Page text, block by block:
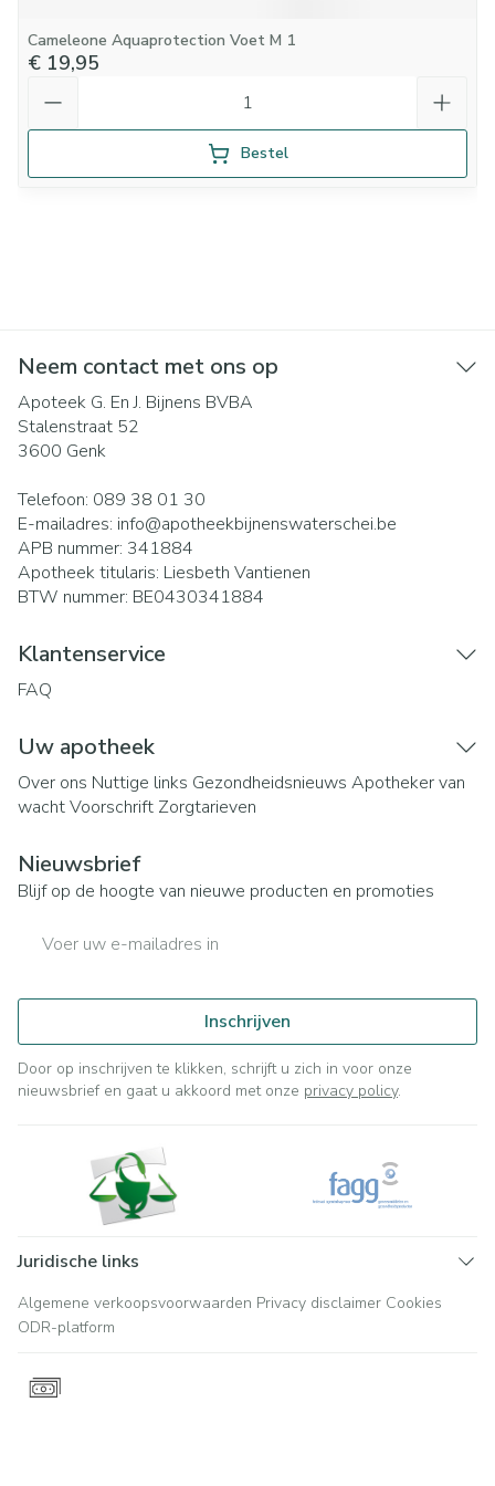
Cameleone Aquaprotection Voet M 1
€ 19,95
Bestel
Neem contact met ons op
Apoteek G. En J. Bijnens BVBA
Stalenstraat 52
3600 Genk
Telefoon: 089 38 01 30
E-mailadres: info@apotheekbijnenswaterschei.be
APB nummer: 341884
Apotheek titularis: Liesbeth Vantienen
BTW nummer: BE0430341884
Klantenservice
FAQ
Uw apotheek
Over ons Nuttige links Gezondheidsnieuws Apotheker van
wachtVoorschrift Zorgtarieven
Nieuwsbrief
Blijf op de hoogte van nieuwe producten en promoties
Inschrijven
Door op inschrijven te klikken, schrijft u zich in voor onze
nieuwsbrief en gaat u akkoord met onze privacy policy.
Juridische links
Algemene verkoopsvoorwaarden Privacy disclaimer Cookies
ODR-platform